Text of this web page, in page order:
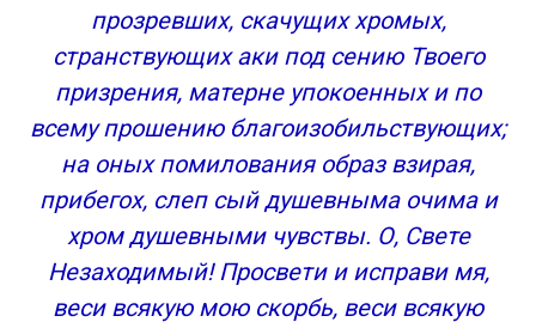
прозревших, скачущих хромых,
странствующих аки под сению Твоего
призрения, матерне упокоенных и по
всему прошению благоизобильствующих;
на оных помилования образ взирая,
прибегох, слеп сый душевныма очима и
хром душевными чувствы. О, Свете
Незаходимый! Просвети и исправи мя,
веси всякую мою скорбь, веси всякую